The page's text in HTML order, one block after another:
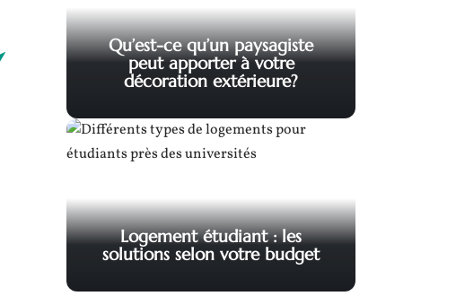
Qu’est-ce qu’un paysagiste
peut apporter à votre
décoration extérieure?
Logement étudiant : les
solutions selon votre budget